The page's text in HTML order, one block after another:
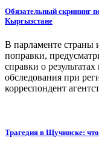
Обязательный скрининг
Кыргызстане
В парламенте страны
поправки,
справки о
обследования при
корреспондент
Трагедия в Щучинске: